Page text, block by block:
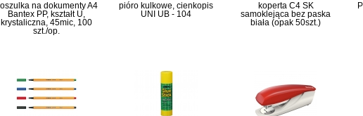
na dokumenty A4
Bantex PP, kształt U,
krystaliczna, 45mic, 100
szt./op.
pióro kulkowe, cienkopis
UNI UB - 104
koperta C4 SK
samoklejąca bez paska
biała (opak 50szt.)